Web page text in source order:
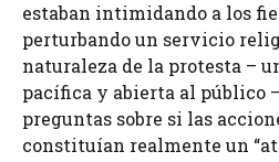
estaban intimidando a los
perturbando un servicio
naturaleza de la protesta –
pacífica y abierta al público
preguntas sobre si las
constituían realmente un